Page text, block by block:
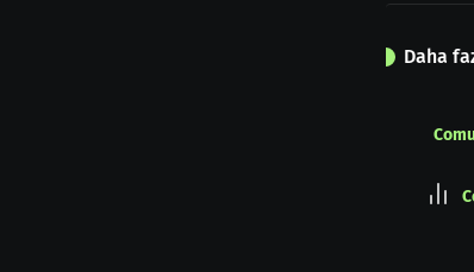
Daha